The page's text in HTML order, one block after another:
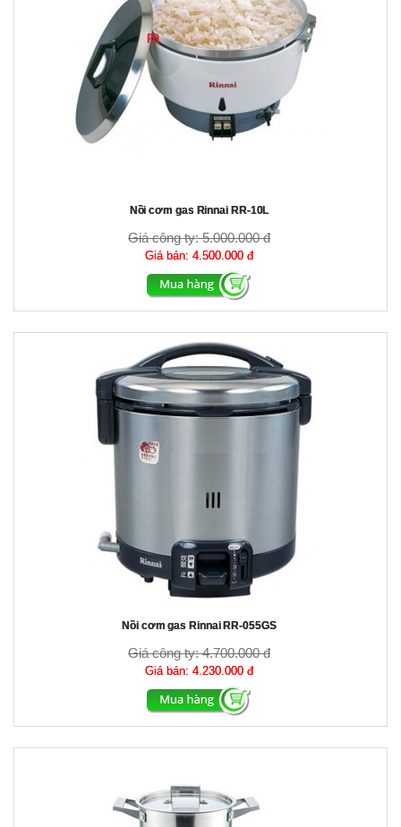
Nồi cơm gas Rinnai RR-10L
Giá công ty:5.000.000 đ
Giá bán: 4.500.000 đ
Nồi cơm gas Rinnai RR-055GS
Giá công ty:4.700.000 đ
Giá bán: 4.230.000 đ